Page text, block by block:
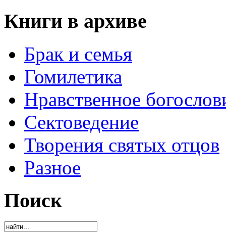
Книги в архиве
Брак и семья
Гомилетика
Нравственное
Сектоведение
Творения святых отцов
Разное
Поиск